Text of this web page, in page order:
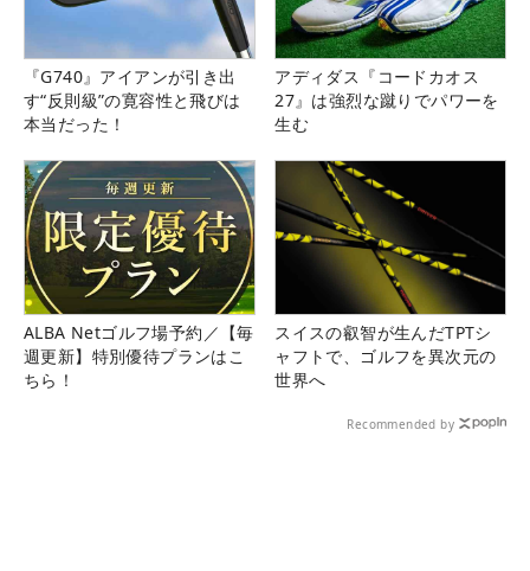
『G740』アイアンが引き出
す“反則級”の寛容性と飛びは
本当だった！
アディダス『コードカオス
27』は強烈な蹴りでパワーを
生む
ALBA Netゴルフ場予約／【毎
週更新】特別優待プランはこ
ちら！
スイスの叡智が生んだTPTシ
ャフトで、ゴルフを異次元の
世界へ
Recommended by